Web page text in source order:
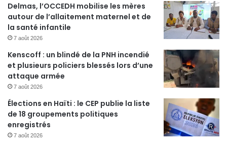
Delmas, l’OCCEDH mobilise les mères
autour de l’allaitement maternel et de
la santé infantile
7 août 2026
Kenscoff : un blindé de la PNH incendié
et plusieurs policiers blessés lors d’une
attaque armée
7 août 2026
Élections en Haïti : le CEP publie la liste
de 18 groupements politiques
enregistrés
7 août 2026